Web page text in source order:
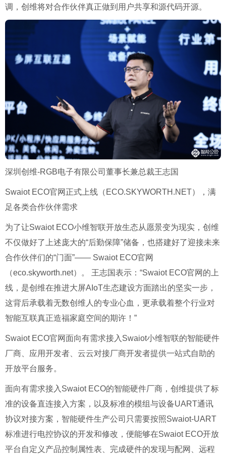
调，创维将对合作伙伴真正做到用户共享和源代码开源。
深圳创维-RGB电子有限公司董事长兼总裁王志国
Swaiot ECO官网正式上线（ECO.SKYWORTH.NET），满
足各类合作伙伴需求
为了让Swaiot ECO小维智联开放生态从愿景变为现实，创维
不仅做好了上述庞大的“后勤保障”储备，也搭建好了迎接未来
合作伙伴们的“门面”—— Swaiot ECO官网
（eco.skyworth.net）。 王志国表示：“Swaiot ECO官网的上
线，是创维在推进大屏AIoT生态建设方面踏出的坚实一步，
这背后承载着无数创维人的专业心血，更承载着整个行业对
智能互联真正造福家庭空间的期许！”
Swaiot ECO官网面向有需求接⼊Swaiot小维智联的智能硬件
⼚商、应⽤开发者、云云对接⼚商开发者提供一站式自助的
开放平台服务。
⾯向有需求接⼊Swaiot ECO的智能硬件⼚商，创维提供了标
准的设备直连接⼊⽅案，以及标准的模组与设备UART通讯
协议对接⽅案，智能硬件⽣产公司只需要按照Swaiot-UART
标准进⾏电控协议的开发和修改，便能够在Swaiot ECO开放
平台⾃定义产品控制属性表、完成硬件的发现与配⽹、远程